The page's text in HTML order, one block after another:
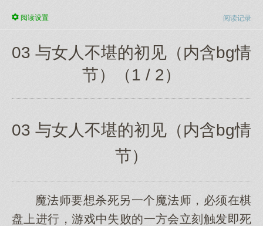
阅读记录
阅读设置
03 与女人不堪的初见（内含bg情
节）（1 / 2）
03 与女人不堪的初见（内含bg情
节）
魔法师要想杀死另一个魔法师，必须在棋
盘上进行，游戏中失败的一方会立刻触发即死